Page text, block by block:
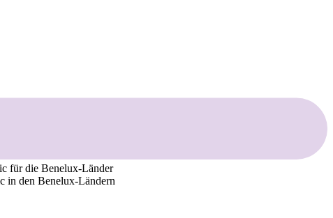
für die Benelux-Länder
in den Benelux-Ländern